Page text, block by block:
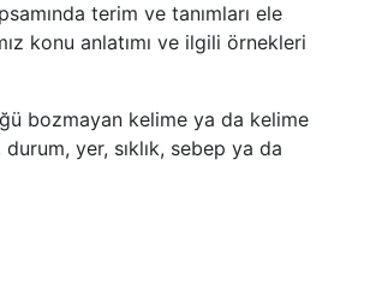
terim ve tanımları ele
konu anlatımı ve ilgili örnekleri
bozmayan kelime ya da kelime
yer, sıklık, sebep ya da